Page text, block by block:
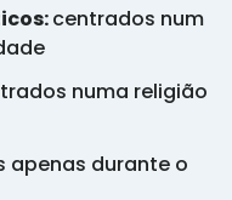
centrados num
numa religião
apenas durante o